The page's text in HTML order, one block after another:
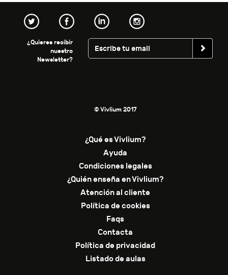
¿Quieres recibir
nuestro
Newsletter?
© Vivlium 2017
¿Qué es Vivlium?
Ayuda
Condiciones legales
¿Quién enseña en Vivlium?
Atención al cliente
Política de cookies
Faqs
Contacta
Política de privacidad
Listado de aulas